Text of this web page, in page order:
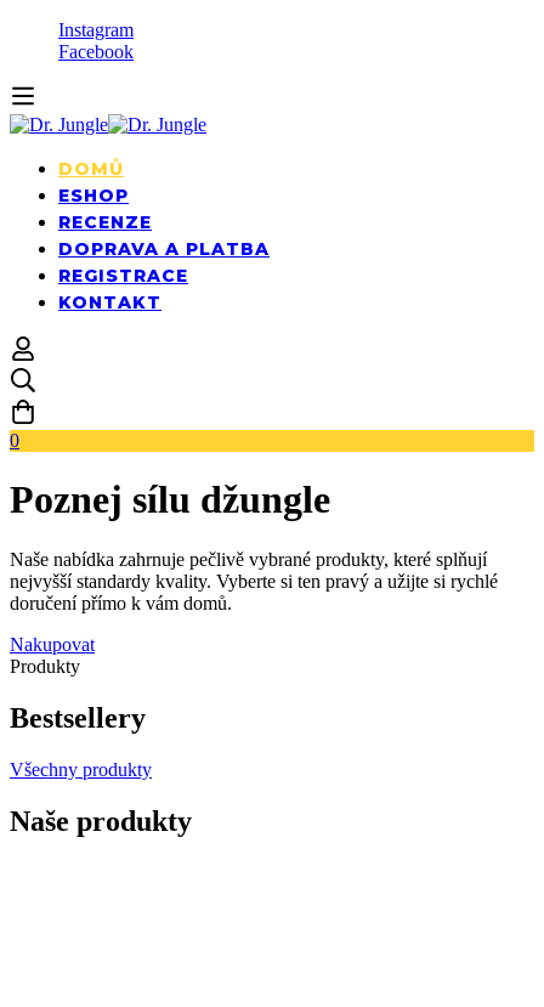
Instagram
Facebook
DOMŮ
ESHOP
RECENZE
DOPRAVA A PLATBA
REGISTRACE
KONTAKT
0
Poznej sílu džungle
Naše nabídka zahrnuje pečlivě vybrané produkty, které splňují
nejvyšší standardy kvality. Vyberte si ten pravý a užijte si rychlé
doručení přímo k vám domů.
Nakupovat
Produkty
Bestsellery
Všechny produkty
Naše produkty